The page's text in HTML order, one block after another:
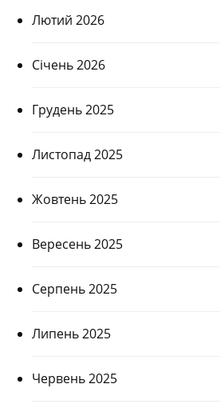
Лютий 2026
Січень 2026
Грудень 2025
Листопад 2025
Жовтень 2025
Вересень 2025
Серпень 2025
Липень 2025
Червень 2025